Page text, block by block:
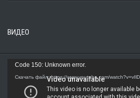
ВИДЕО
Видеоплеер
Code 150: Unknown error.
Скачать файл: https://www.youtube.com/